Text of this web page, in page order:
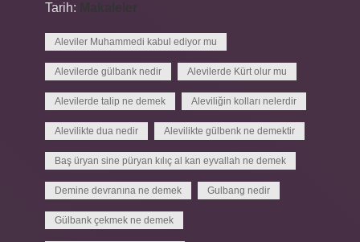
Tarih:
Aleviler Muhammedi kabul ediyor mu
Alevilerde gülbank nedir Alevilerde Kürt olur mu
Alevilerde talip ne demek Aleviliğin kolları nelerdir
Alevilikte dua nedir Alevilikte gülbenk ne demektir
Baş üryan sine püryan kılıç al kan eyvallah ne demek
Demine devranına ne demek Gulbang nedir
Gülbank çekmek ne demek